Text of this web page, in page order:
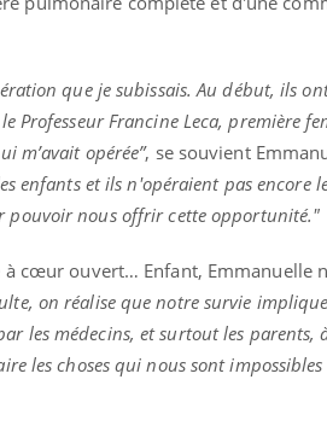
que je subissais. Au début, ils
Professeur Francine Leca, première
m’avait opérée”, se souvient
enfants et ils n'opéraient pas encore
pouvoir nous offrir cette opportunité."
cœur ouvert… Enfant, Emmanuelle
on réalise que notre survie implique
les médecins, et surtout les parents,
les choses qui nous sont